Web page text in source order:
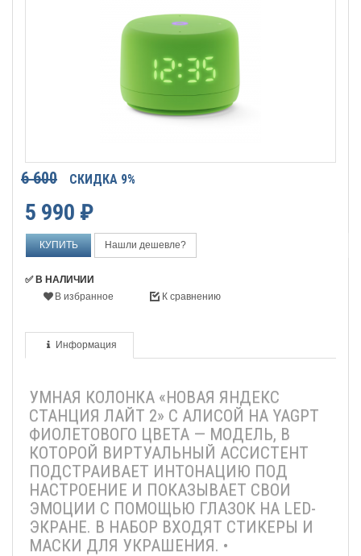
6 600 СКИДКА 9%
5 990 ₽
Нашли дешевле?
✅ В НАЛИЧИИ
В избранное
К сравнению
Информация
УМНАЯ КОЛОНКА «НОВАЯ ЯНДЕКС
СТАНЦИЯ ЛАЙТ 2» С АЛИСОЙ НА YAGPT
ФИОЛЕТОВОГО ЦВЕТА — МОДЕЛЬ, В
КОТОРОЙ ВИРТУАЛЬНЫЙ АССИСТЕНТ
ПОДСТРАИВАЕТ ИНТОНАЦИЮ ПОД
НАСТРОЕНИЕ И ПОКАЗЫВАЕТ СВОИ
ЭМОЦИИ С ПОМОЩЬЮ ГЛАЗОК НА LED-
ЭКРАНЕ. В НАБОР ВХОДЯТ СТИКЕРЫ И
МАСКИ ДЛЯ УКРАШЕНИЯ. •